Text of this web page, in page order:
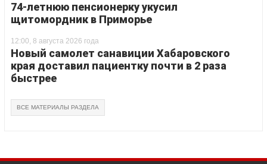
74-летнюю пенсионерку укусил
щитомордник в Приморье
12:00, 8 августа 2026 года
Новый самолет санавиции Хабаровского
края доставил пациентку почти в 2 раза
быстрее
ВСЕ МАТЕРИАЛЫ РАЗДЕЛА